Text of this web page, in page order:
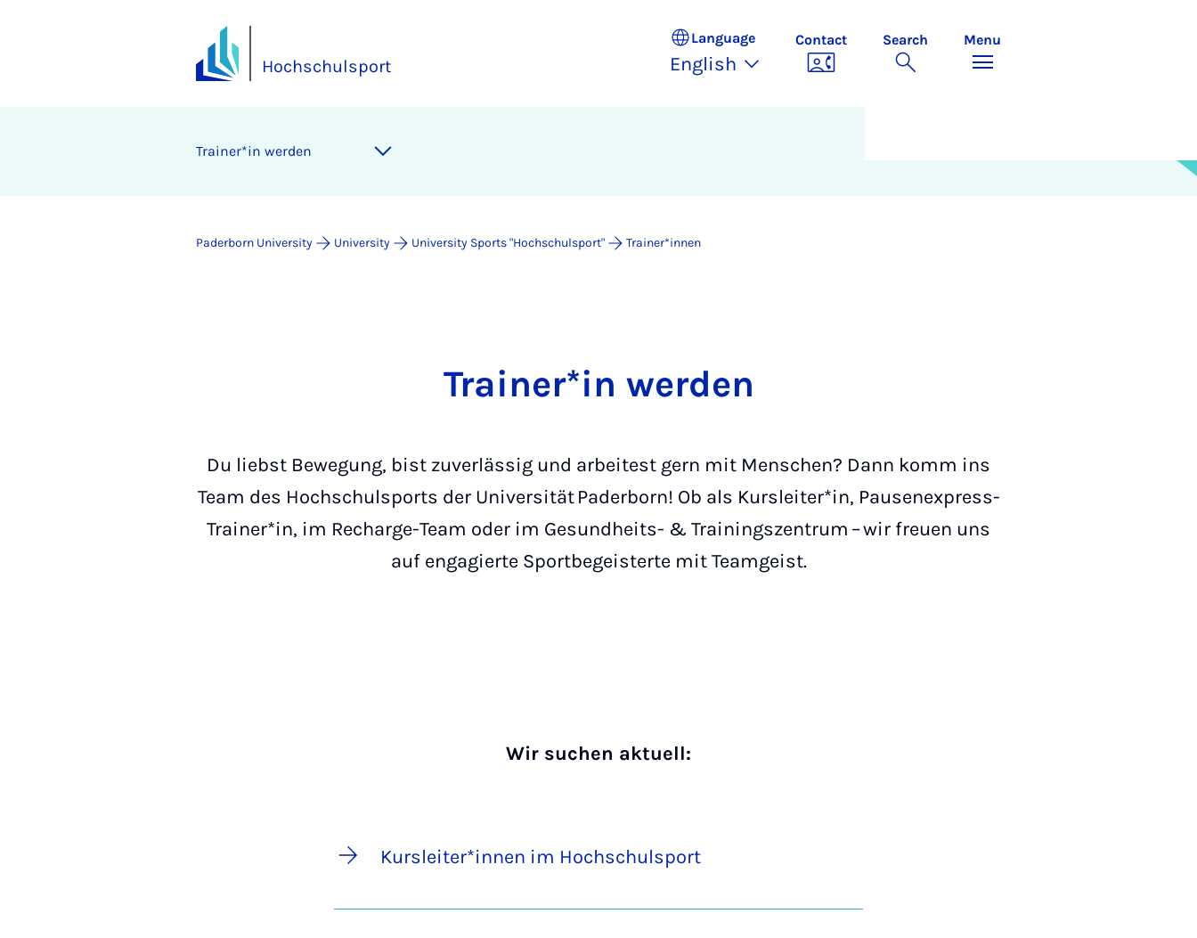
Hochschulsport
Language
English
Contact Search Menu
Trainer*in werden
Paderborn University University University Sports "Hochschulsport" Trainer*innen
Trainer*in werden
Du liebst Bewegung, bist zuverlässig und arbeitest gern mit Menschen? Dann komm ins
Team des Hochschulsports der Universität Paderborn! Ob als Kursleiter*in, Pausenexpress-
Trainer*in, im Recharge-Team oder im Gesundheits- & Trainingszentrum – wir freuen uns
auf engagierte Sportbegeisterte mit Teamgeist.
Wir suchen aktuell:
Kursleiter*innen im Hochschulsport